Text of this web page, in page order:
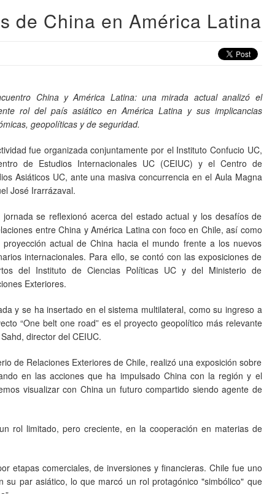
de China en América Latina
China y América Latina: una mirada actual analizó el
rol del país asiático en América Latina y sus implicancias
geopolíticas y de seguridad.
fue organizada conjuntamente por el Instituto Confucio UC,
de Estudios Internacionales UC (CEIUC) y el Centro de
Asiáticos UC, ante una masiva concurrencia en el Aula Magna
José Irarrázaval.
jornada se reflexionó acerca del estado actual y los desafíos de
entre China y América Latina con foco en Chile, así como
actual de China hacia el mundo frente a los nuevos
internacionales. Para ello, se contó con las exposiciones de
del Instituto de Ciencias Políticas UC y del Ministerio de
Exteriores.
y se ha insertado en el sistema multilateral, como su ingreso a
“One belt one road” es el proyecto geopolítico más relevante
director del CEIUC.
de Relaciones Exteriores de Chile, realizó una exposición sobre
en las acciones que ha impulsado China con la región y el
visualizar con China un futuro compartido siendo agente de
rol limitado, pero creciente, en la cooperación en materias de
etapas comerciales, de inversiones y financieras. Chile fue uno
par asiático, lo que marcó un rol protagónico "simbólico" que